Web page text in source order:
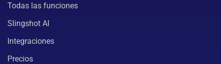
Todas las funciones
Slingshot AI
Integraciones
Precios